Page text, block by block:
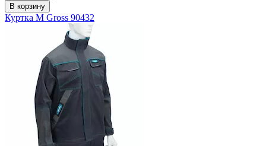
В корзину
Куртка M Gross 90432